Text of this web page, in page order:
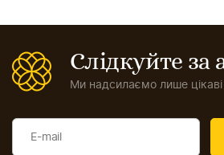
Слідкуйте за
Ми надсилаємо лише